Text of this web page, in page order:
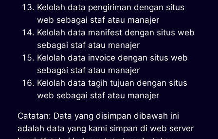
Kelolah data pengiriman dengan situs
web sebagai staf atau manajer
Kelolah data manifest dengan situs web
sebagai staf atau manajer
Kelolah data invoice dengan situs web
sebagai staf atau manajer
Kelolah data tagih tujuan dengan situs
web sebagai staf atau manajer
Catatan: Data yang disimpan dibawah ini
adalah data yang kami simpan di web server